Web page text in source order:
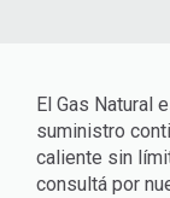
El Gas Natural
suministro
caliente sin
consultá por